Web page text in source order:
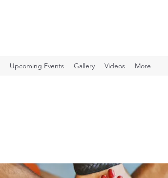
Upcoming Events Gallery Videos More